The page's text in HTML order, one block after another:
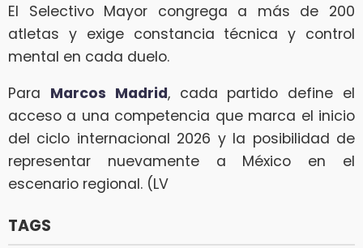
El Selectivo Mayor congrega a más de 200
atletas y exige constancia técnica y control
mental en cada duelo.
Para Marcos Madrid, cada partido define el
acceso a una competencia que marca el inicio
del ciclo internacional 2026 y la posibilidad de
representar nuevamente a México en el
escenario regional. (LV
TAGS